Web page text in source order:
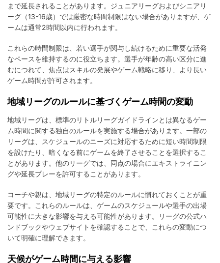
まで延長されることがあります。ジュニアリーグおよびシニアリ
ーグ（13-16歳）では厳密な時間制限はない場合がありますが、ゲ
ームは通常2時間以内に行われます。
これらの時間制限は、若い選手が関与し続けるために重要な活発
なペースを維持するのに役立ちます。選手が年齢の高い区分に進
むにつれて、焦点はスキルの発展やゲーム戦略に移り、より長い
ゲーム時間が許可されます。
地域リーグのルールに基づくゲーム時間の変動
地域リーグは、標準のリトルリーグガイドラインとは異なるゲー
ム時間に関する独自のルールを実施する場合があります。一部の
リーグは、スケジュールのニーズに対応するために短い時間制限
を設けたり、暗くなる前にゲームを終了させることを選択するこ
とがあります。他のリーグでは、同点の場合にエキストライニン
グや延長プレーを許可することがあります。
コーチや親は、地域リーグの特定のルールに慣れておくことが重
要です。これらのルールは、ゲームのスケジュールや選手の出場
可能性に大きな影響を与える可能性があります。リーグの公式ハ
ンドブックやウェブサイトを確認することで、これらの変動につ
いて明確に理解できます。
天候がゲーム時間に与える影響